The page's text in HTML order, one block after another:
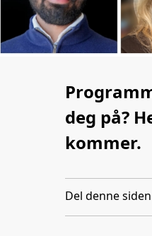
deg på?
kommer.
Del denne